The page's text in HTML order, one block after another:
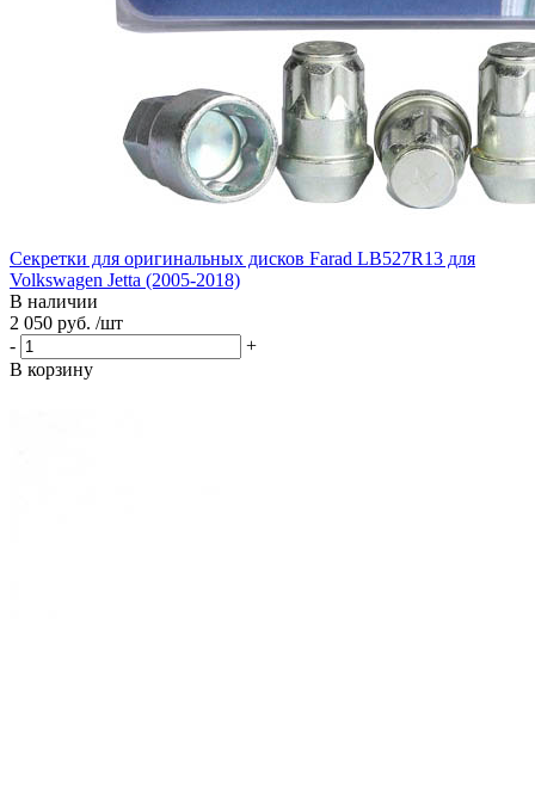
Секретки для оригинальных дисков Farad LB527R13 для
Volkswagen Jetta (2005-2018)
В наличии
2 050 руб. /шт
-
+
В корзину